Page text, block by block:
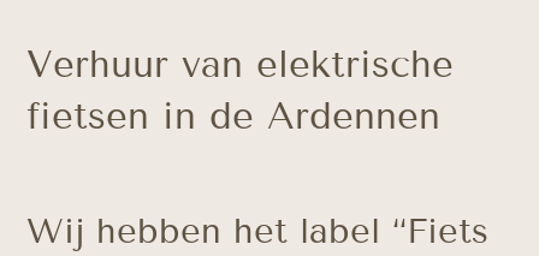
Verhuur van elektrische
fietsen in de Ardennen
Wij hebben het label “Fiets